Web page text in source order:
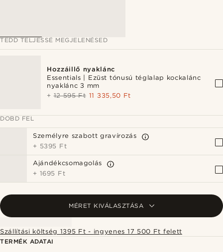
TEDD TELJESSÉ MEGJELENÉSED
Hozzáillő nyaklánc
Essentials | Ezüst tónusú téglalap kockalánc
nyaklánc 3 mm
+12 595 Ft 11 335,50 Ft
DOBD FEL
Személyre szabott gravírozás
+ 5395 Ft
Ajándékcsomagolás
+ 1695 Ft
MÉRET KIVÁLASZTÁSA
Szállítási költség 1395 Ft - ingyenes 17 500 Ft felett
TERMÉK ADATAI